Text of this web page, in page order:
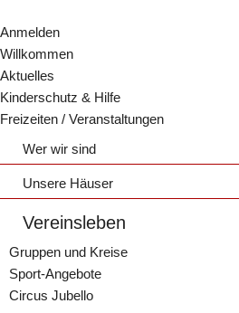
Anmelden
Willkommen
Aktuelles
Kinderschutz & Hilfe
Freizeiten / Veranstaltungen
Wer wir sind
Die Basis
Der Vorstand
Unsere Häuser
Haus Wiesenburg
Haus Wiesenburg
Vermietung
Gutscheine
Jugendzentrum Boxenstop
Wochenplan
Leiter und Mitarbeiter
Kinder- und Teenietreff Preißelpöhl
Vereinsleben
Gruppen und Kreise
Sport-Angebote
Circus Jubello